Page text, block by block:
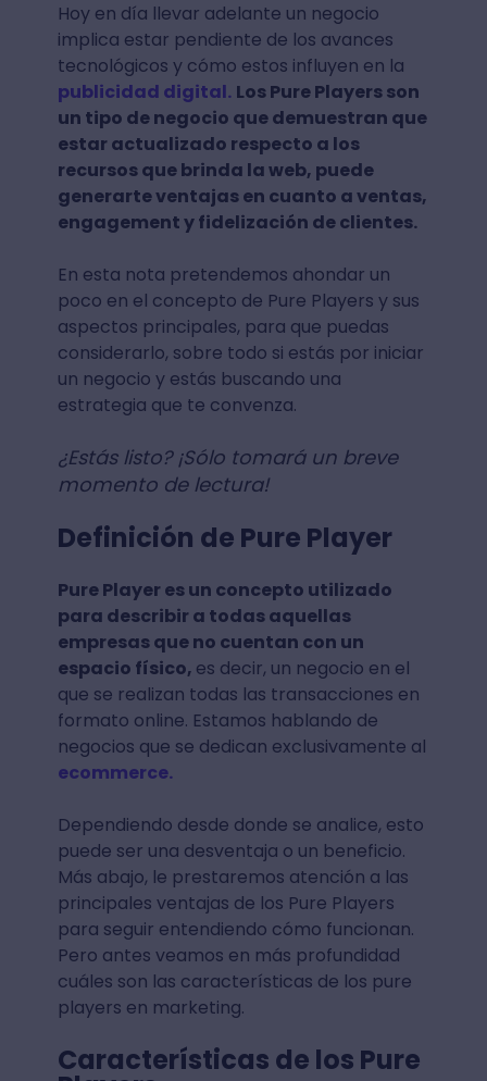
Hoy en día llevar adelante un negocio
implica estar pendiente de los avances
tecnológicos y cómo estos influyen en la
publicidad digital. Los Pure Players son
un tipo de negocio que demuestran que
estar actualizado respecto a los
recursos que brinda la web, puede
generarte ventajas en cuanto a ventas,
engagement y fidelización de clientes.
En esta nota pretendemos ahondar un
poco en el concepto de Pure Players y sus
aspectos principales, para que puedas
considerarlo, sobre todo si estás por iniciar
un negocio y estás buscando una
estrategia que te convenza.
¿Estás listo? ¡Sólo tomará un breve
momento de lectura!
Definición de Pure Player
Pure Player es un concepto utilizado
para describir a todas aquellas
empresas que no cuentan con un
espacio físico, es decir, un negocio en el
que se realizan todas las transacciones en
formato online. Estamos hablando de
negocios que se dedican exclusivamente al
ecommerce.
Dependiendo desde donde se analice, esto
puede ser una desventaja o un beneficio.
Más abajo, le prestaremos atención a las
principales ventajas de los Pure Players
para seguir entendiendo cómo funcionan.
Pero antes veamos en más profundidad
cuáles son las características de los pure
players en marketing.
Características de los Pure